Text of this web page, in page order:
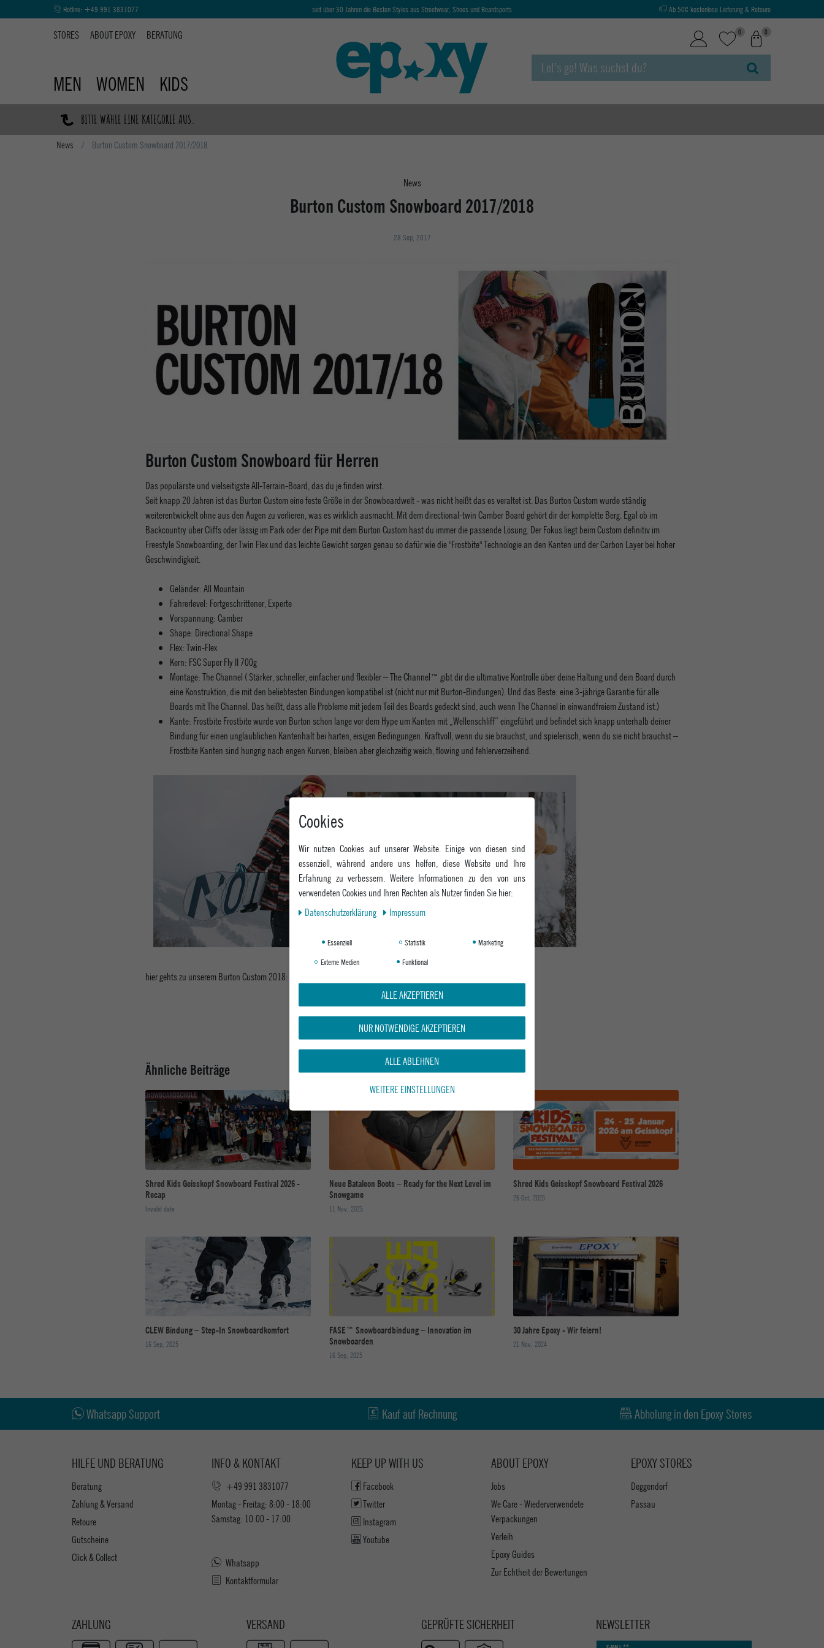
Hotline: +49 991 3831077 seit über 30 Jahren die Besten Styles aus Streetwear, Shoes und Boardsports Ab 50€ kostenlose Lieferung & Retoure
STORES ABOUT EPOXY BERATUNG
MEN WOMEN KIDS
0 0
↷ BITTE WÄHLE EINE KATEGORIE AUS.
News Burton Custom Snowboard 2017/2018
News
Burton Custom Snowboard 2017/2018
28 Sep, 2017
Burton Custom Snowboard für Herren
Das populärste und vielseitigste All-Terrain-Board, das du je finden wirst.
Seit knapp 20 Jahren ist das Burton Custom eine feste Größe in der Snowboardwelt - was nicht heißt das es veraltet ist. Das Burton Custom wurde ständig
weiterentwickelt ohne aus den Augen zu verlieren, was es wirklich ausmacht. Mit dem directional-twin Camber Board gehört dir der komplette Berg. Egal ob im
Backcountry über Cliffs oder lässig im Park oder der Pipe mit dem Burton Custom hast du immer die passende Lösung. Der Fokus liegt beim Custom definitiv im
Freestyle Snowboarding, der Twin Flex und das leichte Gewicht sorgen genau so dafür wie die "Frostbite" Technologie an den Kanten und der Carbon Layer bei hoher
Geschwindigkeit.
Geländer: All Mountain
Fahrerlevel: Fortgeschrittener, Experte
Vorspannung: Camber
Shape: Directional Shape
Flex: Twin-Flex
Kern: FSC Super Fly II 700g
Montage: The Channel ( Stärker, schneller, einfacher und flexibler – The Channel™ gibt dir die ultimative Kontrolle über deine Haltung und dein Board durch
eine Konstruktion, die mit den beliebtesten Bindungen kompatibel ist (nicht nur mit Burton-Bindungen). Und das Beste: eine 3-jährige Garantie für alle
Boards mit The Channel. Das heißt, dass alle Probleme mit jedem Teil des Boards gedeckt sind, auch wenn The Channel in einwandfreiem Zustand ist.)
Kante: Frostbite Frostbite wurde von Burton schon lange vor dem Hype um Kanten mit „Wellenschliff“ eingeführt und befindet sich knapp unterhalb deiner
Bindung für einen unglaublichen Kantenhalt bei harten, eisigen Bedingungen. Kraftvoll, wenn du sie brauchst, und spielerisch, wenn du sie nicht brauchst –
Frostbite Kanten sind hungrig nach engen Kurven, bleiben aber gleichzeitig weich, flowing und fehlerverzeihend.
hier gehts zu unserem Burton Custom 2018:
Ähnliche Beiträge
Shred Kids Geisskopf Snowboard Festival 2026 -
Recap
Invalid date
Neue Bataleon Boots – Ready for the Next Level im
Snowgame
11 Nov, 2025
Shred Kids Geisskopf Snowboard Festival 2026
26 Oct, 2025
CLEW Bindung – Step-In Snowboardkomfort
16 Sep, 2025
FASE™ Snowboardbindung – Innovation im
Snowboarden
16 Sep, 2025
30 Jahre Epoxy - Wir feiern!
21 Nov, 2024
Whatsapp Support Kauf auf Rechnung Abholung in den Epoxy Stores
HILFE UND BERATUNG
Beratung
Zahlung & Versand
Retoure
Gutscheine
Click & Collect
INFO & KONTAKT
+49 991 3831077
Montag - Freitag: 8:00 - 18:00
Samstag: 10:00 - 17:00
Whatsapp
Kontaktformular
ABOUT EPOXY
Jobs
We Care - Wiederverwendete
Verpackungen
Verleih
Epoxy Guides
Zur Echtheit der Bewertungen
EPOXY STORES
Deggendorf
Passau
KEEP UP WITH US
Facebook
Twitter
Instagram
Youtube
ZAHLUNG VERSAND GEPRÜFTE SICHERHEIT NEWSLETTER
Cookies
Wir nutzen Cookies auf unserer Website. Einige von diesen sind
essenziell, während andere uns helfen, diese Website und Ihre
Erfahrung zu verbessern. Weitere Informationen zu den von uns
verwendeten Cookies und Ihren Rechten als Nutzer finden Sie hier:
Daten­schutz­erklärung
Impressum
Essenziell Statistik
Marketing
Externe Medien
Funktional
ALLE AKZEPTIEREN
NUR NOTWENDIGE AKZEPTIEREN
ALLE ABLEHNEN
WEITERE EINSTELLUNGEN